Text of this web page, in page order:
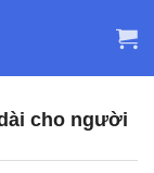
cho người